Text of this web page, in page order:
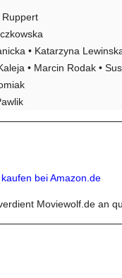
Ruppert
• Katarzyna
• Marcin Rodak •
bei Amazon.de
Moviewolf.de an